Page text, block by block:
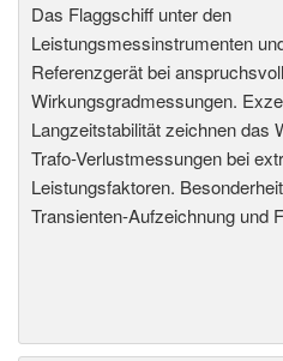
Das Flaggschiff unter den
Leistungsmessinstrumenten
Referenzgerät bei
Wirkungsgradmessungen.
Langzeitstabilität zeichnen das
Trafo-Verlustmessungen bei
Leistungsfaktoren.
Transienten-Aufzeichnung und